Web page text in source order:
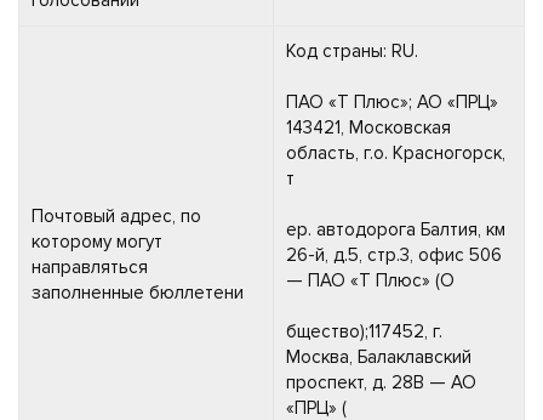
Почтовый адрес, по
которому могут
направляться
заполненные бюллетени
Код страны: RU.
ПАО «Т Плюс»; АО «ПРЦ»
143421, Московская
область, г.о. Красногорск,
т
ер. автодорога Балтия, км
26-й, д.5, стр.3, офис 506
— ПАО «Т Плюс» (О
бщество);117452, г.
Москва, Балаклавский
проспект, д. 28В — АО
«ПРЦ» (